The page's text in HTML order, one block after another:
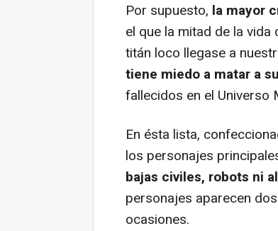
Por supuesto, la mayor
el que la mitad de la
titán loco llegase a
tiene miedo a matar a
fallecidos en el Universo
En ésta lista,
los personajes
bajas civiles, robots ni
personajes aparecen
ocasiones.